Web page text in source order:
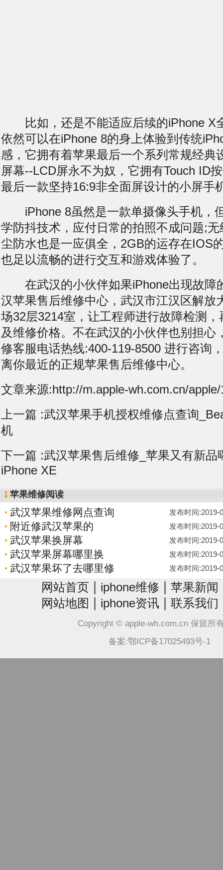
比如，还是不能适应后续的iPhone X
依然可以在iPhone 8的身上体验到传统
感，它拥有着苹果最后一个系列常规经典
屏幕--LCD屏永不为奴，它拥有Touch ID
最后一款坚持16:9非全面屏设计的小屏手
iPhone 8虽然是一款单摄像头手机，
学防抖技术，应付日常的拍照不成问题;
尘防水也是一应俱全，2GB的运存在IOS
也足以流畅的进行交互和游戏体验了。
在武汉的小伙伴如果iPhone出现故障
汉苹果售后维修中心，武汉市江汉区解放
场32层3214室，让工程师进行故障检测
及维修价格。不在武汉的小伙伴也别担心
修客服电话热线:400-119-8500 进行咨询
离你最近的正规苹果售后维修中心。
文章来源:http://m.apple-wh.com.cn/
上一篇 :武汉苹果手机授权维修点查询
机
下一篇 :武汉苹果售后维修_苹果又有新品
iPhone XE
苹果维修阅读
武汉苹果维修网点查询 发布时间:2019-
附近修武汉苹果的 发布时间:2019-
武汉苹果换屏幕 发布时间:2019-
武汉苹果屏幕哪里换 发布时间:2019-
武汉苹果坏了去哪里修 发布时间:2019-
网站首页 iphone维修 苹果新闻
网站地图 iphone资讯 联系我们
Copyright © apple-wh.com.cn 保留所
备案:鄂ICP备17025493号-1